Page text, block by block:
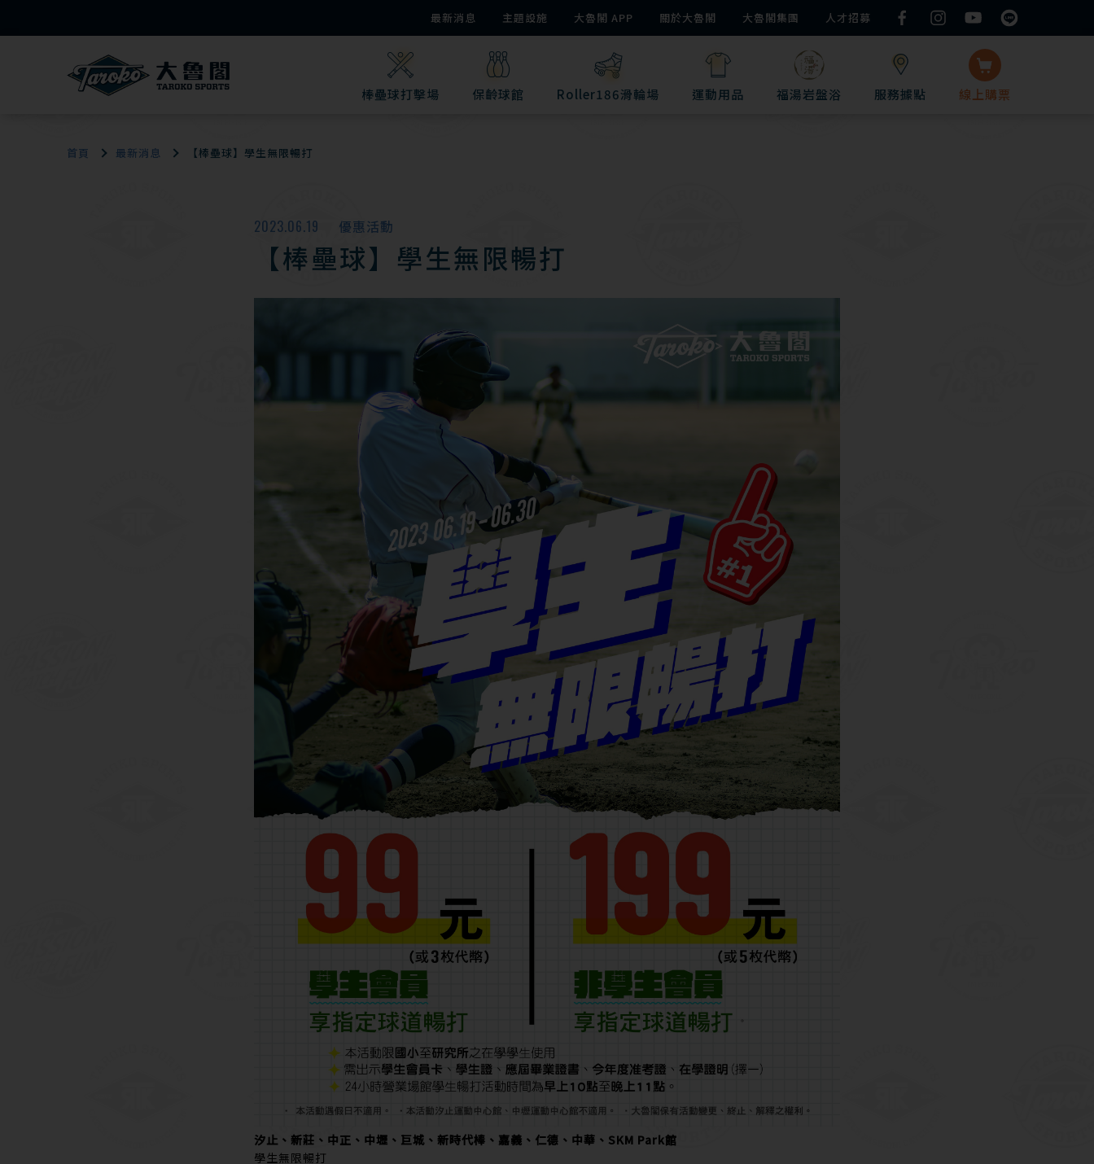
最新消息 主題設施 大魯閣 APP 關於大魯閣 大魯閣集團 人才招募
棒壘球打擊場 保齡球館 Roller186滑輪場 運動用品 福湯岩盤浴 服務據點 線上購票
首頁 最新消息 【棒壘球】學生無限暢打
2023.06.19 優惠活動
【棒壘球】學生無限暢打
汐止、新莊、中正、中壢、巨城、新時代棒、嘉義、仁德、中華、SKM Park館
學生無限暢打